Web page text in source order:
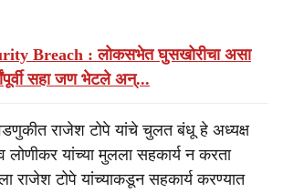
Breach : लोकसभेत घुसखोरीचा असा
सहा जण भेटले अन्...
राजेश टोपे यांचे चुलत बंधू हे अध्यक्ष
लोणीकर यांच्या मुलला सहकार्य न करता
राजेश टोपे यांच्याकडून सहकार्य करण्यात